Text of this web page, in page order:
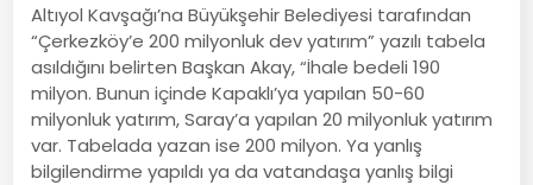
Altıyol Kavşağı’na Büyükşehir Belediyesi tarafından
“Çerkezköy’e 200 milyonluk dev yatırım” yazılı tabela
asıldığını belirten Başkan Akay, “İhale bedeli 190
milyon. Bunun içinde Kapaklı’ya yapılan 50-60
milyonluk yatırım, Saray’a yapılan 20 milyonluk yatırım
var. Tabelada yazan ise 200 milyon. Ya yanlış
bilgilendirme yapıldı ya da vatandaşa yanlış bilgi